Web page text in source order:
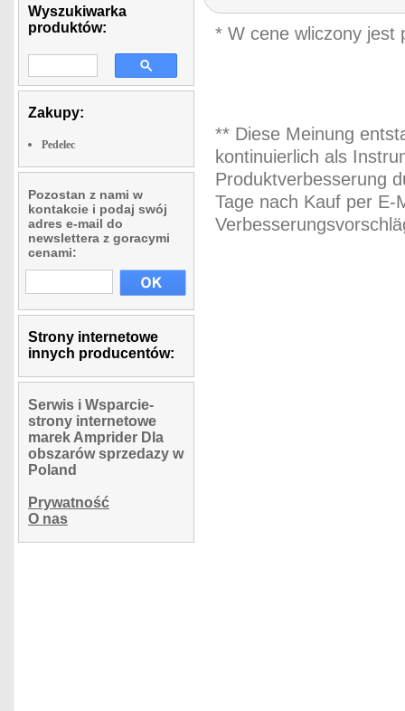
Wyszukiwarka
produktów:
Zakupy:
Pedelec
Pozostan z nami w
kontakcie i podaj swój
adres e-mail do
newslettera z goracymi
cenami:
Strony internetowe
innych producentów:
Serwis i Wsparcie-
strony internetowe
marek Amprider Dla
obszarów sprzedazy w
Poland
Prywatność
O nas
* W cene wliczony jest
** Diese Meinung
kontinuierlich als
Produktverbesserung
Tage nach Kauf per E-